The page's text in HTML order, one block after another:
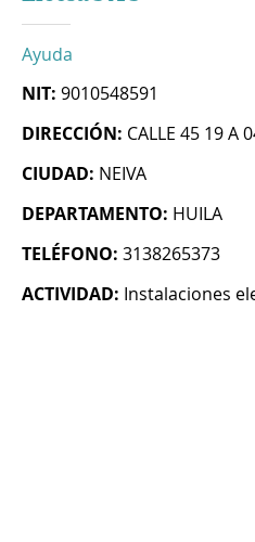
Ayuda
NIT: 9010548591
DIRECCIÓN: CALLE 45 19 A
CIUDAD: NEIVA
DEPARTAMENTO: HUILA
TELÉFONO: 3138265373
ACTIVIDAD: Instalaciones